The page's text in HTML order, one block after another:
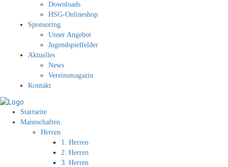
Downloads
HSG-Onlineshop
Sponsoring
Unser Angebot
Jugendspielfelder
Aktuelles
News
Vereinsmagazin
Kontakt
Startseite
Mannschaften
Herren
1. Herren
2. Herren
3. Herren